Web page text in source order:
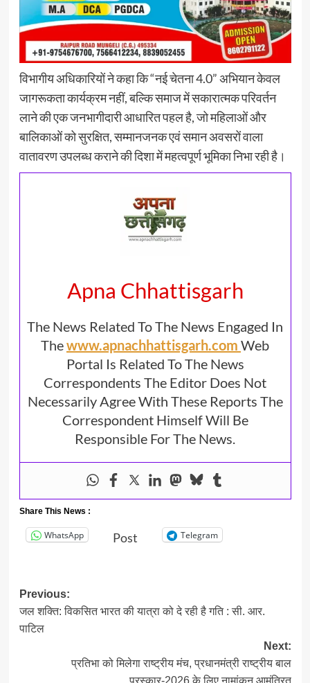
विभागीय अधिकारियों ने कहा कि “नई चेतना 4.0” अभियान केवल
जागरूकता कार्यक्रम नहीं, बल्कि समाज में सकारात्मक परिवर्तन
लाने की एक जनभागीदारी आधारित पहल है, जो महिलाओं और
बालिकाओं को सुरक्षित, सम्मानजनक एवं समान अवसरों वाला
वातावरण उपलब्ध कराने की दिशा में महत्वपूर्ण भूमिका निभा रही है।
Apna Chhattisgarh
The News Related To The News Engaged In
Thewww.apnachhattisgarh.com Web
Portal Is Related To The News
Correspondents The Editor Does Not
Necessarily Agree With These Reports The
Correspondent Himself Will Be
Responsible For The News.
Share This News :
WhatsApp Post Telegram
Post
navigation
Previous:
जल शक्ति: विकसित भारत की यात्रा को दे रही है गति : सी. आर.
पाटिल
Next:
प्रतिभा को मिलेगा राष्ट्रीय मंच, प्रधानमंत्री राष्ट्रीय बाल
पुरस्कार-2026 के लिए नामांकन आमंत्रित